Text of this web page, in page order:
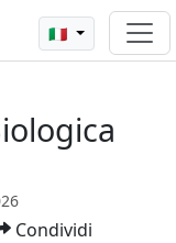
🇮🇹
Condividi